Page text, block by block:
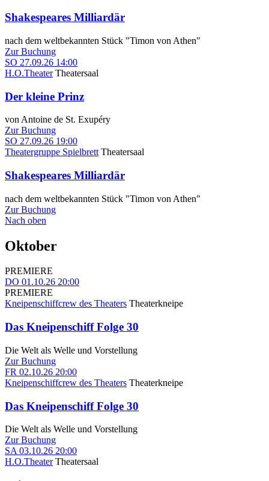
Shakespeares Milliardär
nach dem weltbekannten Stück "Timon von Athen"
Zur Buchung
SO 27.09.26 14:00
H.O.Theater Theatersaal
Der kleine Prinz
von Antoine de St. Exupéry
Zur Buchung
SO 27.09.26 19:00
Theatergruppe Spielbrett Theatersaal
Shakespeares Milliardär
nach dem weltbekannten Stück "Timon von Athen"
Zur Buchung
Nach oben
Oktober
PREMIERE
DO 01.10.26 20:00
PREMIERE
Kneipenschiffcrew des Theaters Theaterkneipe
Das Kneipenschiff Folge 30
Die Welt als Welle und Vorstellung
Zur Buchung
FR 02.10.26 20:00
Kneipenschiffcrew des Theaters Theaterkneipe
Das Kneipenschiff Folge 30
Die Welt als Welle und Vorstellung
Zur Buchung
SA 03.10.26 20:00
H.O.Theater Theatersaal